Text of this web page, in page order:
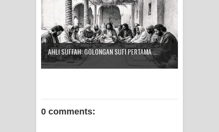
AHLI SUFFAH: GOLONGAN SUFI PERTAMA ...
0 comments: